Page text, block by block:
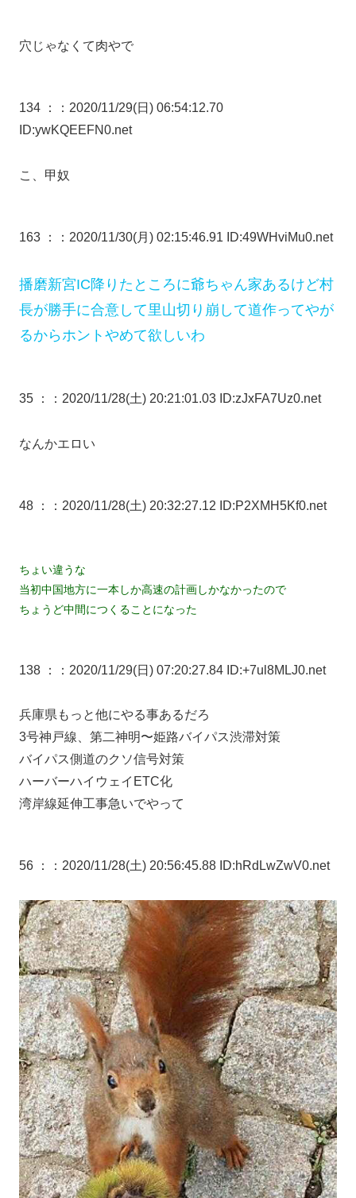
穴じゃなくて肉やで
134 ：
：2020/11/29(日) 06:54:12.70
ID:ywKQEEFN0.net
こ、甲奴
163 ： ：2020/11/30(月) 02:15:46.91 ID:49WHviMu0.net
播磨新宮IC降りたところに爺ちゃん家あるけど村
長が勝手に合意して里山切り崩して道作ってやが
るからホントやめて欲しいわ
35 ： ：2020/11/28(土) 20:21:01.03 ID:zJxFA7Uz0.net
なんかエロい
48 ： ：2020/11/28(土) 20:32:27.12 ID:P2XMH5Kf0.net
ちょい違うな
当初中国地方に一本しか高速の計画しかなかったので
ちょうど中間につくることになった
138 ： ：2020/11/29(日) 07:20:27.84 ID:+7ul8MLJ0.net
兵庫県もっと他にやる事あるだろ
3号神戸線、第二神明〜姫路バイパス渋滞対策
バイパス側道のクソ信号対策
ハーバーハイウェイETC化
湾岸線延伸工事急いでやって
56 ： ：2020/11/28(土) 20:56:45.88 ID:hRdLwZwV0.net